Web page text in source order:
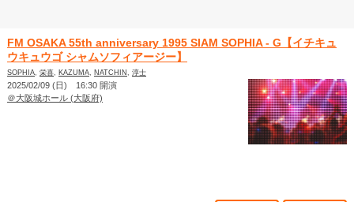
FM OSAKA 55th anniversary 1995 SIAM SOPHIA - G【イチキュ
ウキュウゴ シャムソフィアージー】
SOPHIA, 栄喜, KAZUMA, NATCHIN , 淳士
2025/02/09 (日) 16:30 開演
＠大阪城ホール (大阪府)